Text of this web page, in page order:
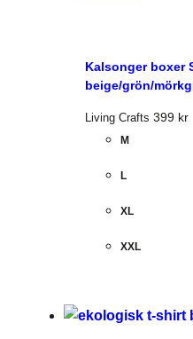
Kalsonger boxer
beige/grön/
Living Crafts 399 kr
M
L
XL
XXL